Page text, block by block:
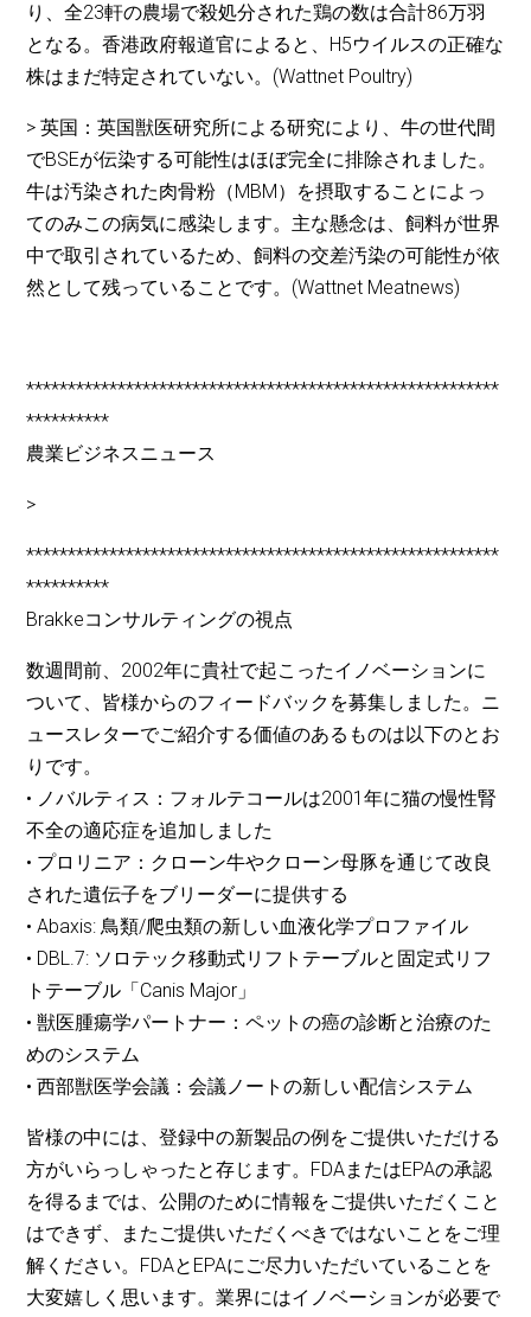
り、全23軒の農場で殺処分された鶏の数は合計86万羽
となる。香港政府報道官によると、H5ウイルスの正確な
株はまだ特定されていない。(Wattnet Poultry)
> 英国：英国獣医研究所による研究により、牛の世代間
でBSEが伝染する可能性はほぼ完全に排除されました。
牛は汚染された肉骨粉（MBM）を摂取することによっ
てのみこの病気に感染します。主な懸念は、飼料が世界
中で取引されているため、飼料の交差汚染の可能性が依
然として残っていることです。(Wattnet Meatnews)
*********************************************************
**********
農業ビジネスニュース
>
*********************************************************
**********
Brakkeコンサルティングの視点
数週間前、2002年に貴社で起こったイノベーションに
ついて、皆様からのフィードバックを募集しました。ニ
ュースレターでご紹介する価値のあるものは以下のとお
りです。
• ノバルティス：フォルテコールは2001年に猫の慢性腎
不全の適応症を追加しました
• プロリニア：クローン牛やクローン母豚を通じて改良
された遺伝子をブリーダーに提供する
• Abaxis: 鳥類/爬虫類の新しい血液化学プロファイル
• DBL.7: ソロテック移動式リフトテーブルと固定式リフ
トテーブル「Canis Major」
• 獣医腫瘍学パートナー：ペットの癌の診断と治療のた
めのシステム
• 西部獣医学会議：会議ノートの新しい配信システム
皆様の中には、登録中の新製品の例をご提供いただける
方がいらっしゃったと存じます。FDAまたはEPAの承認
を得るまでは、公開のために情報をご提供いただくこと
はできず、またご提供いただくべきではないことをご理
解ください。FDAとEPAにご尽力いただいていることを
大変嬉しく思います。業界にはイノベーションが必要で